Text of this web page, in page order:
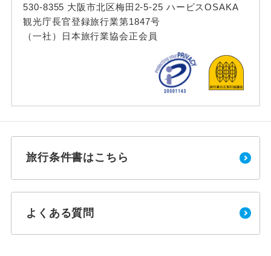
530-8355 大阪市北区梅田2-5-25 ハービスOSAKA
観光庁長官登録旅行業第1847号
（一社）日本旅行業協会正会員
旅行条件書はこちら
よくある質問